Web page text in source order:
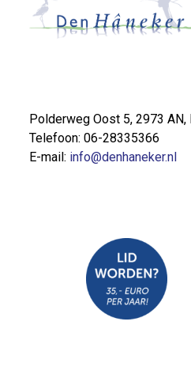
Polderweg Oost 5, 2973
Telefoon: 06-28335366
E-mail: info@denhaneker.nl